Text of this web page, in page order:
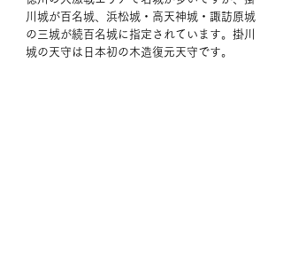
川城が百名城、浜松城・高天神城・諏訪原城
の三城が続百名城に指定されています。掛川
城の天守は日本初の木造復元天守です。